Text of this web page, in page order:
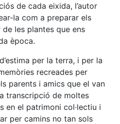
de cada eixida, l’autor
la com a preparar els
les plantes que ens
època.
per la terra, i per la
recreades per
parents i amics que el van
transcripció de moltes
en el patrimoni col·lectiu i
per camins no tan sols